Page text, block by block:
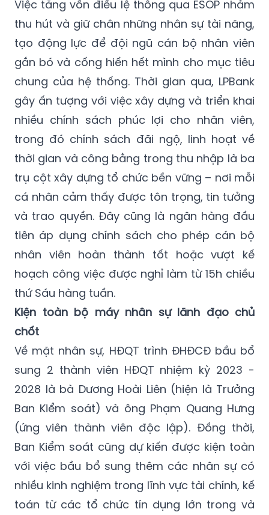
Việc tăng vốn điều lệ thông qua ESOP nhằm
thu hút và giữ chân những nhân sự tài năng,
tạo động lực để đội ngũ cán bộ nhân viên
gắn bó và cống hiến hết mình cho mục tiêu
chung của hệ thống. Thời gian qua, LPBank
gây ấn tượng với việc xây dựng và triển khai
nhiều chính sách phúc lợi cho nhân viên,
trong đó chính sách đãi ngộ, linh hoạt về
thời gian và công bằng trong thu nhập là ba
trụ cột xây dựng tổ chức bền vững – nơi mỗi
cá nhân cảm thấy được tôn trọng, tin tưởng
và trao quyền. Đây cũng là ngân hàng đầu
tiên áp dụng chính sách cho phép cán bộ
nhân viên hoàn thành tốt hoặc vượt kế
hoạch công việc được nghỉ làm từ 15h chiều
thứ Sáu hàng tuần.
Kiện toàn bộ máy nhân sự lãnh đạo chủ
chốt
Về mặt nhân sự, HĐQT trình ĐHĐCĐ bầu bổ
sung 2 thành viên HĐQT nhiệm kỳ 2023 -
2028 là bà Dương Hoài Liên (hiện là Trưởng
Ban Kiểm soát) và ông Phạm Quang Hưng
(ứng viên thành viên độc lập). Đồng thời,
Ban Kiểm soát cũng dự kiến được kiện toàn
với việc bầu bổ sung thêm các nhân sự có
nhiều kinh nghiệm trong lĩnh vực tài chính, kế
toán từ các tổ chức tín dụng lớn trong và